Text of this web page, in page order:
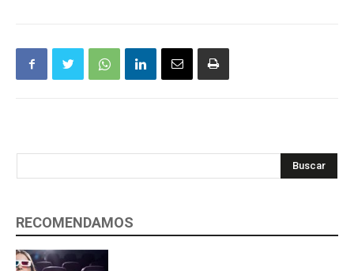
Buscar
RECOMENDAMOS